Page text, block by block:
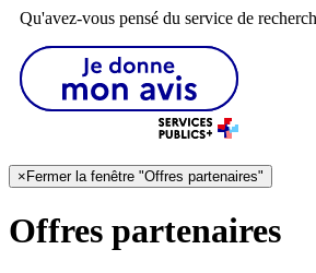
Qu'avez-vous pensé du service de
×Fermer la fenêtre "Offres partenaires"
Offres partenaires